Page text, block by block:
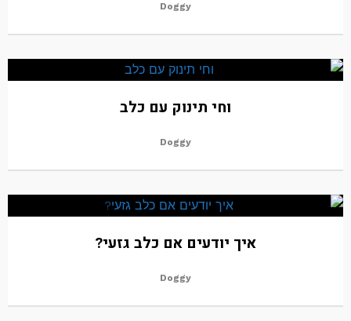
Doggy
וחי תינוק עם כלב
Doggy
איך יודעים אם כלב גזעי?
Doggy